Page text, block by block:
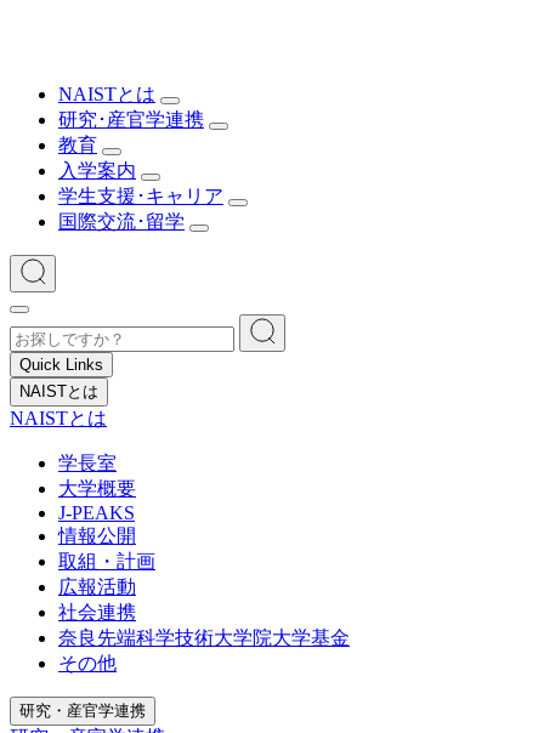
NAISTとは
研究･産官学連携
教育
入学案内
学生支援･キャリア
国際交流･留学
Quick Links
NAISTとは
NAISTとは
学長室
大学概要
J-PEAKS
情報公開
取組・計画
広報活動
社会連携
奈良先端科学技術大学院大学基金
その他
研究・産官学連携